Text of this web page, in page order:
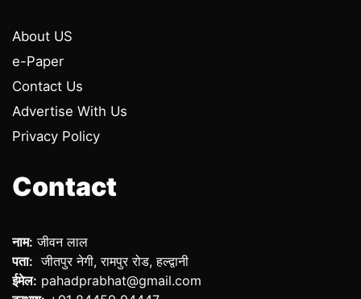
About US
e-Paper
Contact Us
Advertise With Us
Privacy Policy
Contact
नाम: जीवन लाल
पता: जीतपुर नेगी, रामपुर रोड, हल्द्वानी
ईमेल: pahadprabhat@gmail.com